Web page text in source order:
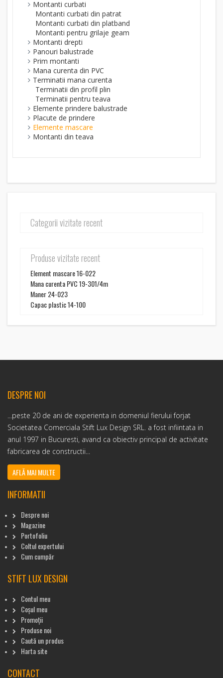
Montanti curbati
Montanti curbati din patrat
Montanti curbati din platband
Montanti pentru grilaje geam
Montanti drepti
Panouri balustrade
Prim montanti
Mana curenta din PVC
Terminatii mana curenta
Terminatii din profil plin
Terminatii pentru teava
Elemente prindere balustrade
Placute de prindere
Elemente mascare
Montanti din teava
Categorii vizitate recent
Produse vizitate recent
Element mascare 16-022
Mana curenta PVC 19-301/4m
Maner 24-023
Capac plastic 14-100
DESPRE NOI
...peste 20 de ani de experienta in domeniul fierului forjat
Societatea Comerciala Stift Lux Design SRL. a fost infiintata in
anul 1997 in Bucuresti, avand ca obiectiv principal de activitate
fabricarea de constructii...
AFLĂ MAI MULTE
INFORMATII
Despre noi
Magazine
Portofoliu
Coltul expertului
Cum cumpăr
STIFT LUX DESIGN
Contul meu
Coșul meu
Promoții
Produse noi
Caută un produs
Harta site
CONTACT